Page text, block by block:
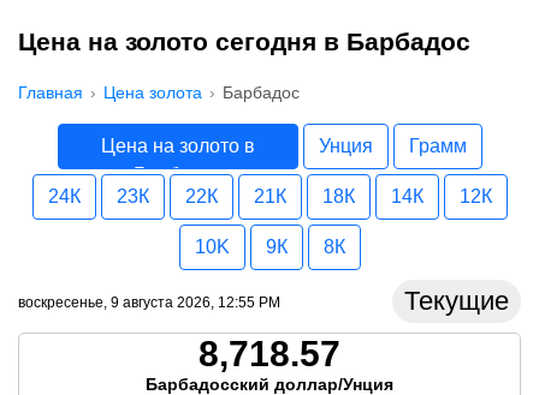
Цена на золото сегодня в Барбадос
Главная Цена золота Барбадос
Цена на золото в
Барбадос
Унция Грамм
24К 23К 22К 21К 18К 14К 12К
10K 9К 8К
воскресенье, 9 августа 2026, 12:55 PM Текущие
8,718.57
Барбадосский доллар/Унция